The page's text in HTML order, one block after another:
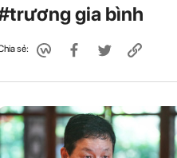
gia bình
sẻ: